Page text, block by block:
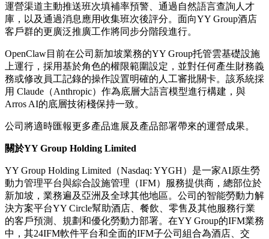
運營渠道主動推送班次填補率預警、通過自然語言查詢人才
庫，以及通過消息應用收集班次後評分。面向YY Group酒店
客戶群的更廣泛推廣工作將同步分階段進行。
OpenClaw目前在公司新加坡業務的YY Group托管雲基礎設施
上運行，採用基於角色的權限範圍設定，並對任何產生財務義
務或修改員工記錄的操作設置明確的人工審批關卡。該系統採
用 Claude（Anthropic）作為底層大語言模型進行構建，與
Arros AI的底層技術棧保持一致。
公司將適時匯報更多產品進展及產品部署帶來的運營成果。
關於YY Group Holding Limited
YY Group Holding Limited（Nasdaq: YYGH）是一家AI原生勞
動力管理平台與綜合設施管理（IFM）服務提供商，總部位於
新加坡，業務遍及亞洲及全球其他地區。公司的智能勞動力解
決方案平台YY Circle幫助酒店、餐飲、零售及其他服務行業
的客戶預測、規劃和優化勞動力部署。在YY Group的IFM業務
中，其24IFM軟件平台和全面的IFM子公司組合為酒店、交